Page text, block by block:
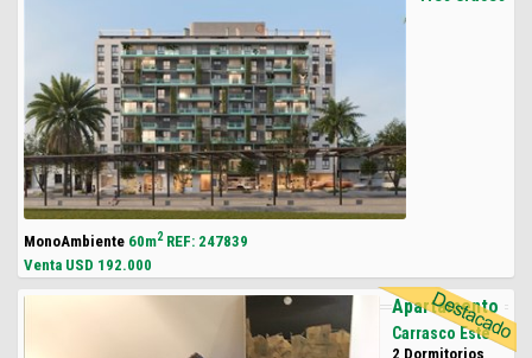
MonoAmbiente 60m2REF: 247839
Venta USD 192.000
Apartamento
Carrasco Este
2 Dormitorios